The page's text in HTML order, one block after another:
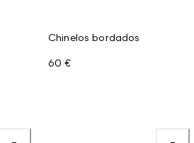
Chinelos bordados
60 €